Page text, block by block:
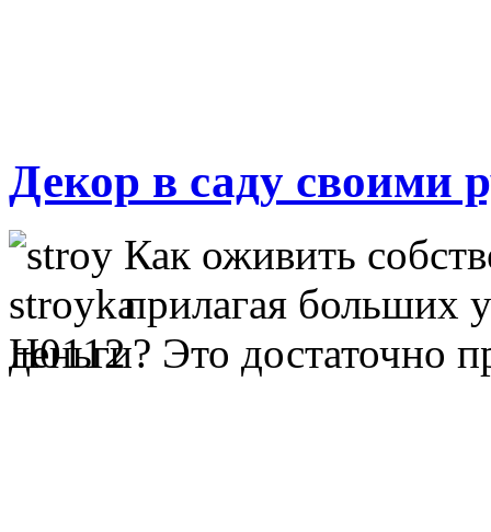
Декор в саду своими
Как оживить
прилагая больших
деньги? Это достаточно